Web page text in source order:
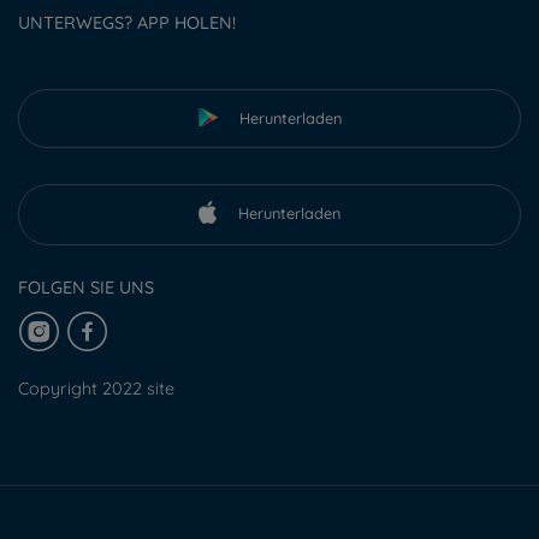
UNTERWEGS? APP HOLEN!
Herunterladen
Herunterladen
FOLGEN SIE UNS
Copyright 2022 site